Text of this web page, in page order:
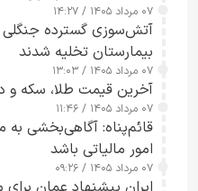
۰۷ مرداد ۱۴۰۵ / ۱۴:۲۷
آتش‌سوزی گسترده جنگلی
بیمارستان تخلیه شدند
۰۷ مرداد ۱۴۰۵ / ۱۳:۰۳
آخرین قیمت طلا، سکه و
۰۷ مرداد ۱۴۰۵ / ۱۱:۴۶
قائم‌پناه: آگاهی‌بخشی به
امور مالیاتی باشد
۰۷ مرداد ۱۴۰۵ / ۰۹:۲۶